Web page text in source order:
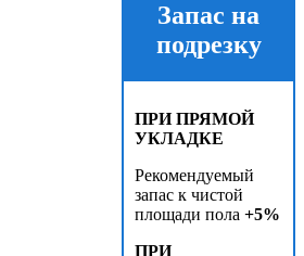
Запас на
подрезку
ПРИ ПРЯМОЙ
УКЛАДКЕ
Рекомендуемый
запас к чистой
площади пола+5%
ПРИ